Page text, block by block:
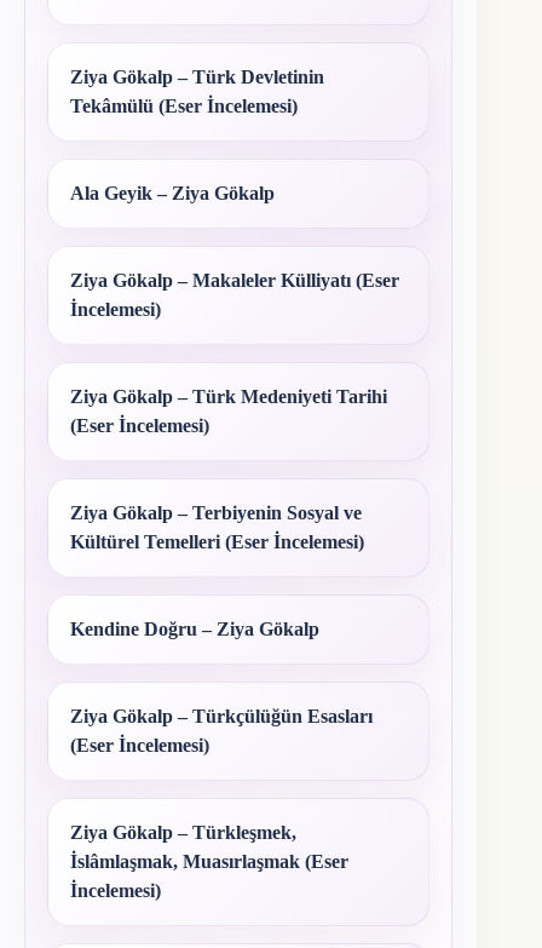
Ziya Gökalp – Türk Devletinin
Tekâmülü (Eser İncelemesi)
Ala Geyik – Ziya Gökalp
Ziya Gökalp – Makaleler Külliyatı (Eser
İncelemesi)
Ziya Gökalp – Türk Medeniyeti Tarihi
(Eser İncelemesi)
Ziya Gökalp – Terbiyenin Sosyal ve
Kültürel Temelleri (Eser İncelemesi)
Kendine Doğru – Ziya Gökalp
Ziya Gökalp – Türkçülüğün Esasları
(Eser İncelemesi)
Ziya Gökalp – Türkleşmek,
İslâmlaşmak, Muasırlaşmak (Eser
İncelemesi)